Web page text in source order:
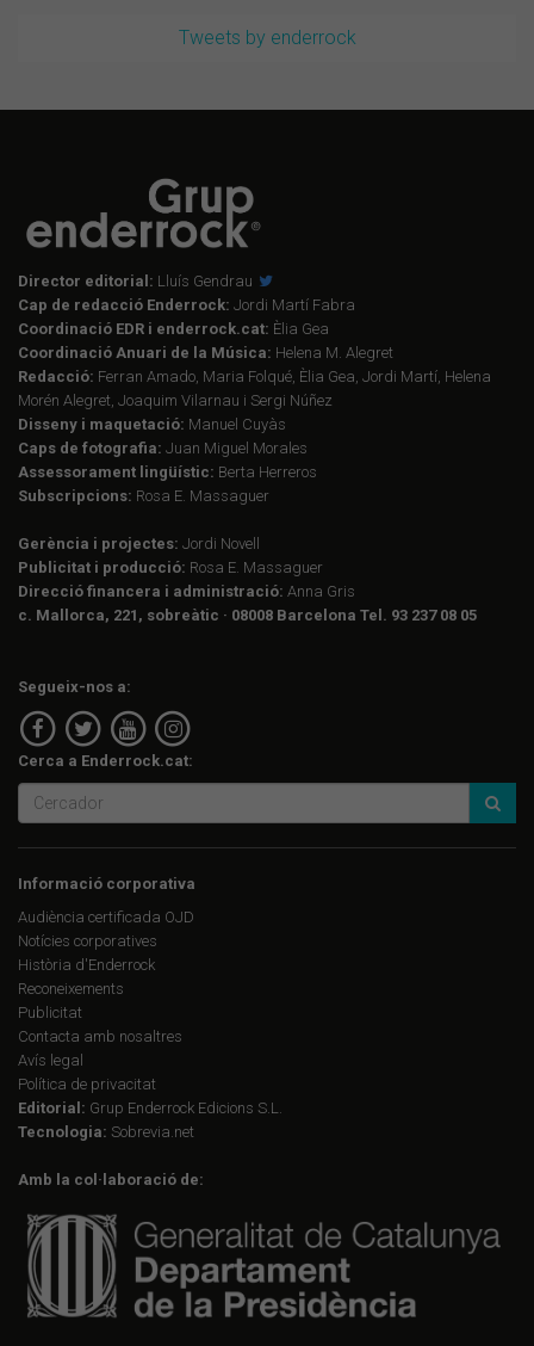
Tweets by enderrock
Director editorial: Lluís Gendrau
Cap de redacció Enderrock: Jordi Martí Fabra
Coordinació EDR i enderrock.cat: Èlia Gea
Coordinació Anuari de la Música: Helena M. Alegret
Redacció: Ferran Amado, Maria Folqué, Èlia Gea, Jordi Martí, Helena
Morén Alegret, Joaquim Vilarnau i Sergi Núñez
Disseny i maquetació: Manuel Cuyàs
Caps de fotografia: Juan Miguel Morales
Assessorament lingüístic: Berta Herreros
Subscripcions: Rosa E. Massaguer
Gerència i projectes: Jordi Novell
Publicitat i producció: Rosa E. Massaguer
Direcció financera i administració: Anna Gris
c. Mallorca, 221, sobreàtic · 08008 Barcelona Tel. 93 237 08 05
Segueix-nos a:
Cerca a Enderrock.cat:
Informació corporativa
Audiència certificada OJD
Notícies corporatives
Història d'Enderrock
Reconeixements
Publicitat
Contacta amb nosaltres
Avís legal
Política de privacitat
Editorial: Grup Enderrock Edicions S.L.
Tecnologia: Sobrevia.net
Amb la col·laboració de: